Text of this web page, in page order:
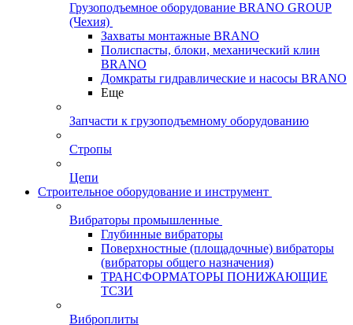
Грузоподъемное оборудование BRANO GROUP
(Чехия)
Захваты монтажные BRANO
Полиспасты, блоки, механический клин
BRANO
Домкраты гидравлические и насосы BRANO
Еще
Запчасти к грузоподъемному оборудованию
Стропы
Цепи
Строительное оборудование и инструмент
Вибраторы промышленные
Глубинные вибраторы
Поверхностные (площадочные) вибраторы
(вибраторы общего назначения)
ТРАНСФОРМАТОРЫ ПОНИЖАЮЩИЕ
ТСЗИ
Виброплиты